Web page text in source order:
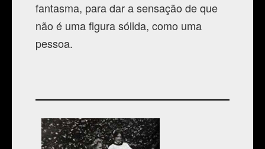
fantasma, para dar a sensação de que
não é uma figura sólida, como uma
pessoa.